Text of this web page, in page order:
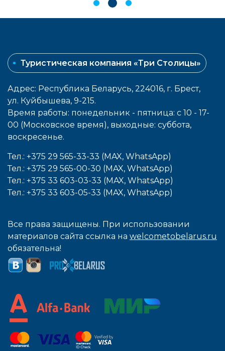
Туристическая компания «Три Столицы»
Адрес: Республика Беларусь, 224016, г. Брест,
ул. Куйбышева, 9-215.
Время работы: понедельник - пятница: с 10 - 17-
00 (Московское время), выходные: cуббота,
воcкресенье.
Тел.: +375 29 565-33-33 (MAX, WhatsApp)
Тел.: +375 29 565-00-30 (MAX, WhatsApp)
Тел.: +375 33 603-03-33 (MAX, WhatsApp)
Тел.: +375 33 603-05-33 (MAX, WhatsApp)
Все права защищены. При использовании
материалов сайта ссылка на welcometobelarus.ru
обязательна!